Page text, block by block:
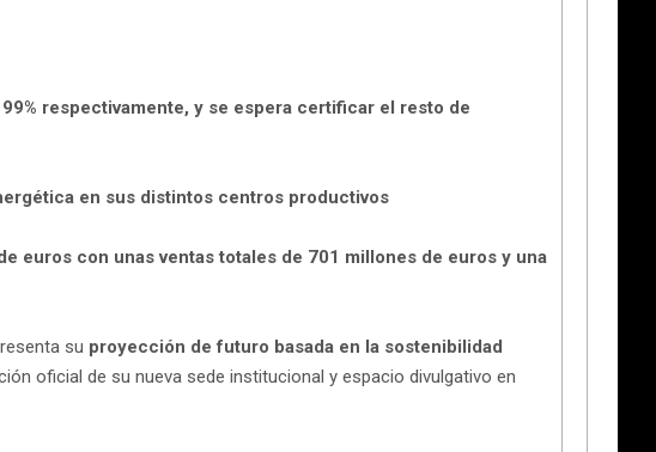
respectivamente, y se espera certificar el resto de
en sus distintos centros productivos
euros con unas ventas totales de 701 millones de euros y una
su proyección de futuro basada en la sostenibilidad
oficial de su nueva sede institucional y espacio divulgativo en